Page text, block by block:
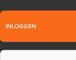
INLOGGEN